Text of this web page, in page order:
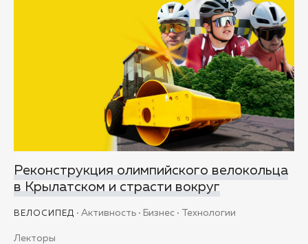
Реконструкция олимпийского велокольца
в Крылатском и страсти вокруг
ВЕЛОСИПЕД Активность Бизнес Технологии
Лекторы